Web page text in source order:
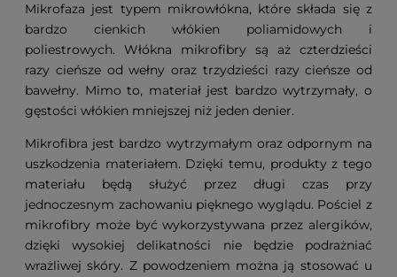
Mikrofaza jest typem mikrowłókna, które składa się z
bardzo cienkich włókien poliamidowych i
poliestrowych. Włókna mikrofibry są aż czterdzieści
razy cieńsze od wełny oraz trzydzieści razy cieńsze od
bawełny. Mimo to, materiał jest bardzo wytrzymały, o
gęstości włókien mniejszej niż jeden denier.
Mikrofibra jest bardzo wytrzymałym oraz odpornym na
uszkodzenia materiałem. Dzięki temu, produkty z tego
materiału będą służyć przez długi czas przy
jednoczesnym zachowaniu pięknego wyglądu. Pościel z
mikrofibry może być wykorzystywana przez alergików,
dzięki wysokiej delikatności nie będzie podrażniać
wrażliwej skóry. Z powodzeniem można ją stosować u